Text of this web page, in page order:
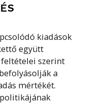
kiadások
együtt
szerint
a
mértékét.